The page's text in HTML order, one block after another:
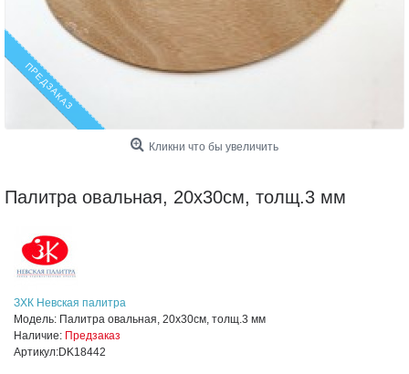
ПРЕДЗАКАЗ
Кликни что бы увеличить
Палитра овальная, 20х30см, толщ.3 мм
ЗХК Невская палитра
Модель: Палитра овальная, 20х30см, толщ.3 мм
Наличие: Предзаказ
Артикул:DK18442